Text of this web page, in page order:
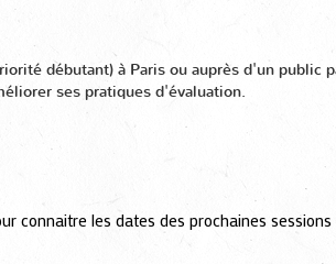
débutant) à Paris ou auprès d'un public
ses pratiques d'évaluation.
connaitre les dates des prochaines